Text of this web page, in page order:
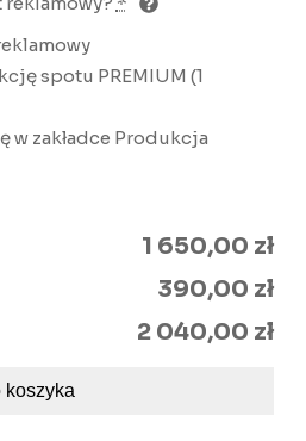
spotu PREMIUM (1
zakładce Produkcja
1 650,00 zł
390,00 zł
2 040,00 zł
koszyka